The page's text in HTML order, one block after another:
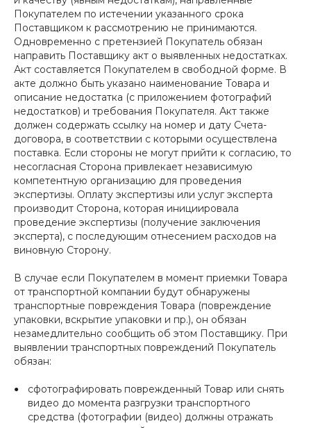
Покупателем по истечении указанного срока
Поставщиком к рассмотрению не принимаются.
Одновременно с претензией Покупатель обязан
направить Поставщику акт о выявленных недостатках.
Акт составляется Покупателем в свободной форме. В
акте должно быть указано наименование Товара и
описание недостатка (с приложением фотографий
недостатков) и требования Покупателя. Акт также
должен содержать ссылку на номер и дату Счета-
договора, в соответствии с которыми осуществлена
поставка. Если стороны не могут прийти к согласию, то
несогласная Сторона привлекает независимую
компетентную организацию для проведения
экспертизы. Оплату экспертизы или услуг эксперта
производит Сторона, которая инициировала
проведение экспертизы (получение заключения
эксперта), с последующим отнесением расходов на
виновную Сторону.
В случае если Покупателем в момент приемки Товара
от транспортной компании будут обнаружены
транспортные повреждения Товара (повреждение
упаковки, вскрытие упаковки и пр.), он обязан
незамедлительно сообщить об этом Поставщику. При
выявлении транспортных повреждений Покупатель
обязан:
сфотографировать поврежденный Товар или снять
видео до момента разгрузки транспортного
средства (фотографии (видео) должны отражать